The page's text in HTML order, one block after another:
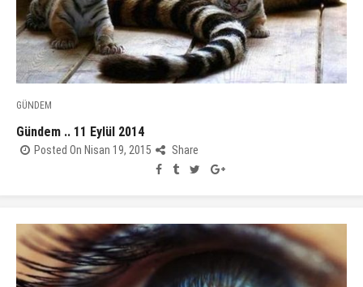
GÜNDEM
Gündem .. 11 Eylül 2014
Posted On Nisan 19, 2015 Share